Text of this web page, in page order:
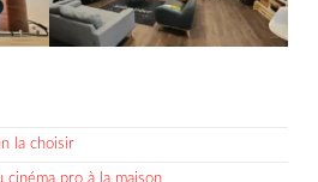
la choisir